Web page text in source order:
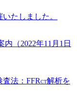
たしました。
（2022年11月1日
法：FFRCT解析を